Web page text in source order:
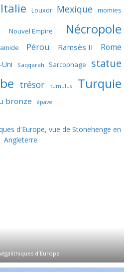
Italie Louxor Mexique momies
Nouvel Empire Nécropole
Pérou Ramsès II Rome
Saqqarah Sarcophage statue
trésor tumulus Turquie
bronze épave
d'Europe